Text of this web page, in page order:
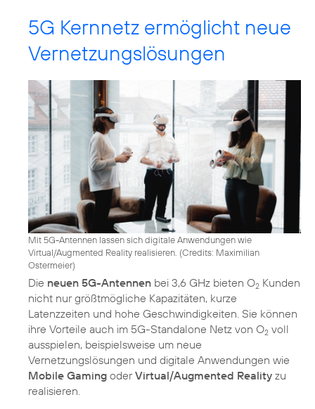
5G Kernnetz ermöglicht neue
Vernetzungslösungen
Mit 5G-Antennen lassen sich digitale Anwendungen wie
Virtual/Augmented Reality realisieren. (Credits: Maximilian
Ostermeier)
Die neuen 5G-Antennen bei 3,6 GHz bieten O2 Kunden
nicht nur größtmögliche Kapazitäten, kurze
Latenzzeiten und hohe Geschwindigkeiten. Sie können
ihre Vorteile auch im 5G-Standalone Netz von O2 voll
ausspielen, beispielsweise um neue
Vernetzungslösungen und digitale Anwendungen wie
Mobile Gaming oderVirtual/Augmented Reality zu
realisieren.